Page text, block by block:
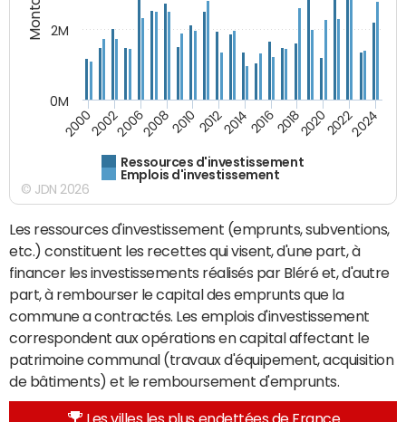
Ressources d'investissement
Emplois d'investissement
20002002200620082010 2012201420162018202020222024
0M
2M
© JDN 2026
Les ressources d'investissement (emprunts, subventions,
etc.) constituent les recettes qui visent, d'une part, à
financer les investissements réalisés par Bléré et, d'autre
part, à rembourser le capital des emprunts que la
commune a contractés. Les emplois d'investissement
correspondent aux opérations en capital affectant le
patrimoine communal (travaux d'équipement, acquisition
de bâtiments) et le remboursement d'emprunts.
Les villes les plus endettées de France